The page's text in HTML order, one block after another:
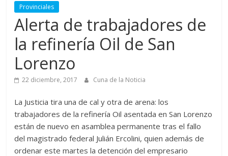
Provinciales
Alerta de trabajadores de
la refinería Oil de San
Lorenzo
22 diciembre, 2017 Cuna de la Noticia
La Justicia tira una de cal y otra de arena: los
trabajadores de la refinería Oil asentada en San Lorenzo
están de nuevo en asamblea permanente tras el fallo
del magistrado federal Julián Ercolini, quien además de
ordenar este martes la detención del empresario